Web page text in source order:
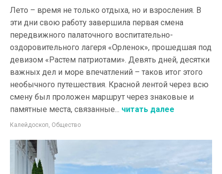
Лето – время не только отдыха, но и взросления. В
эти дни свою работу завершила первая смена
передвижного палаточного воспитательно-
оздоровительного лагеря «Орленок», прошедшая под
девизом «Растем патриотами». Девять дней, десятки
важных дел и море впечатлений – таков итог этого
необычного путешествия. Красной лентой через всю
смену был проложен маршрут через знаковые и
памятные места, связанные... читать далее
Калейдоскоп, Общество